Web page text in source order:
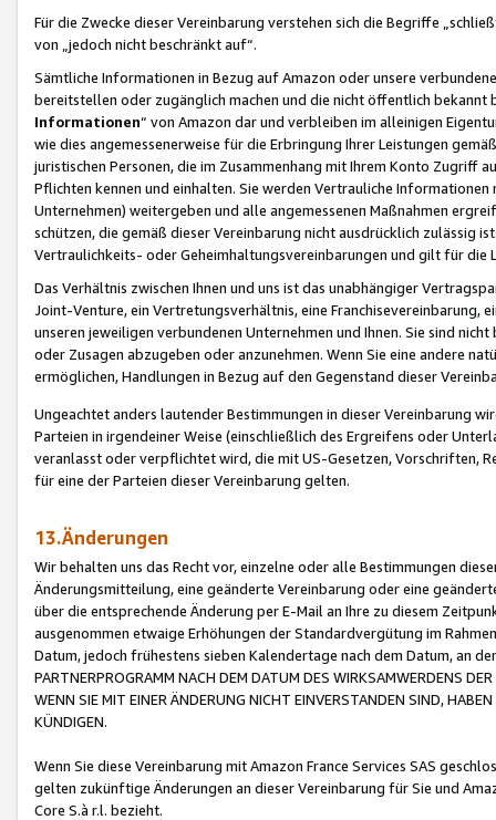
Für die Zwecke dieser Vereinbarung verstehen sich die Begriffe
von „jedoch nicht beschränkt auf“.
Sämtliche Informationen in Bezug auf Amazon oder unsere
bereitstellen oder zugänglich machen und die nicht öffentlich
Informationen“ von Amazon dar und verbleiben im alleinigen
wie dies angemessenerweise für die Erbringung Ihrer Leistungen
juristischen Personen, die im Zusammenhang mit Ihrem Konto
Pflichten kennen und einhalten. Sie werden Vertrauliche
Unternehmen) weitergeben und alle angemessenen Maßnahmen
schützen, die gemäß dieser Vereinbarung nicht ausdrücklich zulässig
Vertraulichkeits- oder Geheimhaltungsvereinbarungen und gilt für die
Das Verhältnis zwischen Ihnen und uns ist das unabhängiger
Joint-Venture, ein Vertretungsverhältnis, eine Franchisevereinbarung,
unseren jeweiligen verbundenen Unternehmen und Ihnen. Sie sind
oder Zusagen abzugeben oder anzunehmen. Wenn Sie eine andere
ermöglichen, Handlungen in Bezug auf den Gegenstand dieser
Ungeachtet anders lautender Bestimmungen in dieser Vereinbarung
Parteien in irgendeiner Weise (einschließlich des Ergreifens oder
veranlasst oder verpflichtet wird, die mit US-Gesetzen, Vorschriften,
für eine der Parteien dieser Vereinbarung gelten.
13.Änderungen
Wir behalten uns das Recht vor, einzelne oder alle Bestimmungen
Änderungsmitteilung, eine geänderte Vereinbarung oder eine
über die entsprechende Änderung per E-Mail an Ihre zu diesem
ausgenommen etwaige Erhöhungen der Standardvergütung im
Datum, jedoch frühestens sieben Kalendertage nach dem Datum, an
PARTNERPROGRAMM NACH DEM DATUM DES WIRKSAMWERDENS
WENN SIE MIT EINER ÄNDERUNG NICHT EINVERSTANDEN SIND,
KÜNDIGEN.
Wenn Sie diese Vereinbarung mit Amazon France Services SAS
gelten zukünftige Änderungen an dieser Vereinbarung für Sie und
Core S.à r.l. bezieht.